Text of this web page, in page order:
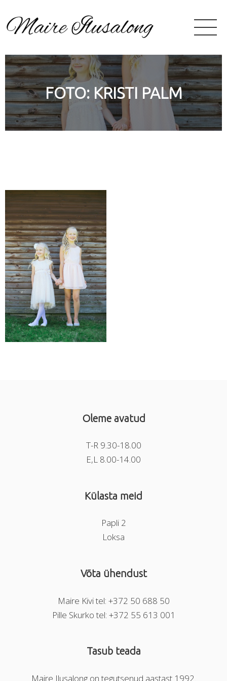
FOTO: KRISTI PALM
Oleme avatud
T-R 9.30-18.00
E,L 8.00-14.00
Külasta meid
Papli 2
Loksa
Võta ühendust
Maire Kivi tel: +372 50 688 50
Pille Skurko tel: +372 55 613 001
Tasub teada
Maire Ilusalong on tegutsenud aastast 1992.